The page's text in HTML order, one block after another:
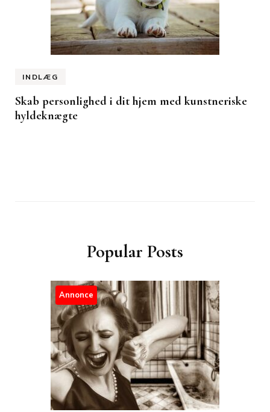
INDLÆG
Skab personlighed i dit hjem med kunstneriske
hyldeknægte
Popular Posts
Annonce